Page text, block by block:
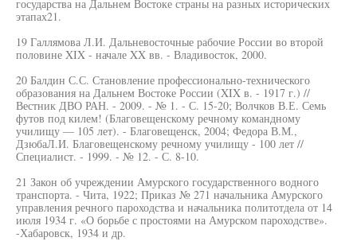
государства на Дальнем Востоке страны на разных исторических
этапах21.
19 Галлямова Л.И. Дальневосточные рабочие России во второй
половине XIX - начале XX вв. - Владивосток, 2000.
20 Балдин С.С. Становление профессионально-технического
образования на Дальнем Востоке России (XIX в. - 1917 г.) //
Вестник ДВО РАН. - 2009. - № 1. - С. 15-20; Волчков В.Е. Семь
футов под килем! (Благовещенскому речному командному
училищу — 105 лет). - Благовещенск, 2004; Федора В.М.,
ДзюбаЛ.И. Благовещенскому речному училищу - 100 лет //
Специалист. - 1999. - № 12. - С. 8-10.
21 Закон об учреждении Амурского государственного водного
транспорта. - Чита, 1922; Приказ № 271 начальника Амурского
управления речного пароходства и начальника политотдела от 14
июля 1934 г. «О борьбе с простоями на Амурском пароходстве».
-Хабаровск, 1934 и др.